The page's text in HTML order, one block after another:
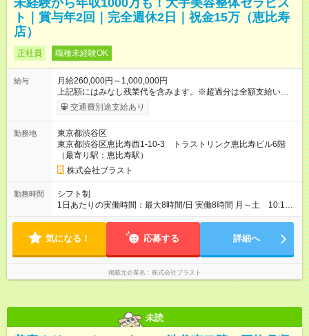
未経験から年収1000万も！大手美容整体セラピス
ト｜賞与年2回｜完全週休2日｜祝金15万（恵比寿
店）
正社員 職種未経験OK
給与
月給260,000円～1,000,000円
上記額にはみなし残業代を含みます。※超過分は全額支給いたし
ます。 みなし残業代 38,575円／月 みなし残業時間 23時間／月
月給:26万円～100万円以上＋賞与（年2回） （基本給26万円＋
月収35万円（基本給26万円+インセンティブ9万円） + 賞与7月
+12月 月収50万円（基本給26万円+インセンティブ24万円）
+ 賞与7月+12月 ◇入社1年～・未経験 月収75万円（基本給26万
円+インセンティブ49万円） + 賞与7月+12月 ◇その他 月収100
万円 以上も増えてます！！！ 【実績／未経験】 ☆年収1000
万円以上（達成者は年々増加中） ☆月収100万円以上（達成者は
年々増加中） ◆交通費全額支給 ◆賞与年2回(7月・12月)別途支
料） ★業界No.1クラスの高待遇 安定した基本給に加え、成果に
応じたインセンティブで収入にしっかり反映！ 頑張り、努力次
第で大きな収入UPを実現できます 【試用期間】試用期間あり 試
用期間の長さ：3ヶ月 ※ 雇用形態と給与に、本採用時と異なる部
分があります。 雇用形態：本採用時と同じです。 給与：月
給 200,000円 ～ 260,000円 上記額にはみなし残業代を含みま
ティブ 試用期間中も社会保険等の待遇に変更ありません。
交通費別途支給あり
勤務地
東京都渋谷区
東京都渋谷区恵比寿西1-10-3 トラストリンク恵比寿ビル6階
（最寄り駅：恵比寿駅）
株式会社ブラスト
勤務時間
シフト制
1日あたりの実働時間：最大8時間/日 実働8時間 月～土 10:15
～22:00 日／祝 10:15～20:00 ※担当するお客様の予約状況
ごして いただけます！ 充実のスタッフルームや空いている個室
気になる！ 応募する 詳細へ
掲載元企業名 株式会社ブラスト
未読